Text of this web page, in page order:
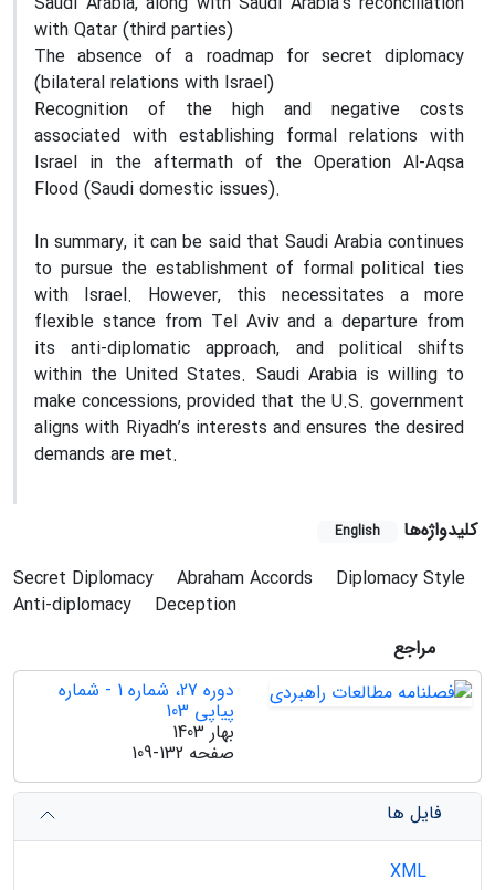
with Qatar (third parties)
The absence of a roadmap for secret diplomacy
(bilateral relations with Israel)
Recognition of the high and negative costs
associated with establishing formal relations with
Israel in the aftermath of the Operation Al-Aqsa
Flood (Saudi domestic issues).
In summary, it can be said that Saudi Arabia continues
to pursue the establishment of formal political ties
with Israel. However, this necessitates a more
flexible stance from Tel Aviv and a departure from
its anti-diplomatic approach, and political shifts
within the United States. Saudi Arabia is willing to
make concessions, provided that the U.S. government
aligns with Riyadh’s interests and ensures the desired
demands are met.
کلیدواژه‌ها English
Secret Diplomacy Abraham Accords
Diplomacy Style
Anti-diplomacy
Deception
مراجع
دوره 27، شماره 1 - شماره
پیاپی 103
بهار 1403
صفحه 109-132
فایل ها